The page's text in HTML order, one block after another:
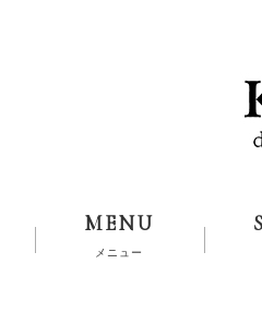
MENU
メニュー